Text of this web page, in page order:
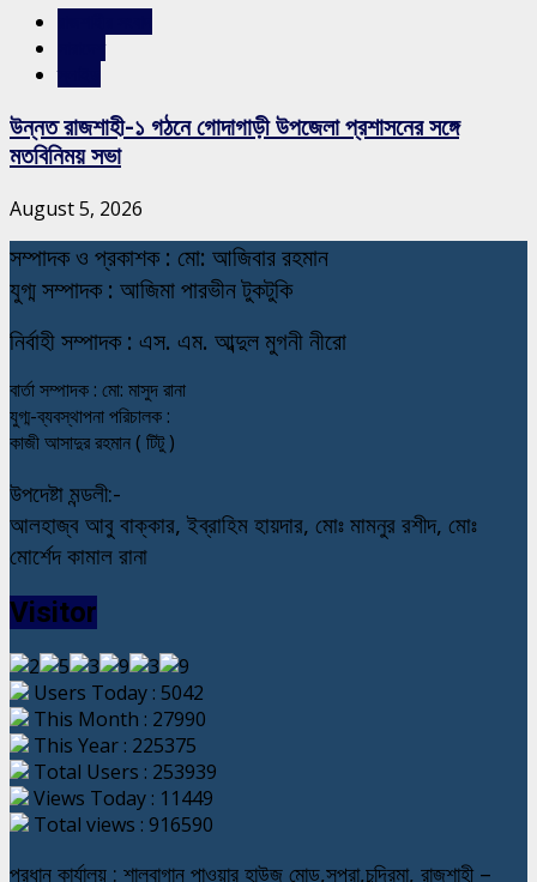
উন্নত রাজশাহী-১ গঠনে গোদাগাড়ী উপজেলা প্রশাসনের সঙ্গে
মতবিনিময় সভা
August 5, 2026
সম্পাদক ও প্রকাশক : মো: আজিবার রহমান
যুগ্ম সম্পাদক : আজিমা পারভীন টুকটুকি
নির্বাহী সম্পাদক : এস. এম. আব্দুল মুগনী নীরো
বার্তা সম্পাদক : মো: মাসুদ রানা
যুগ্ম-ব্যবস্থাপনা পরিচালক :
কাজী আসাদুর রহমান ( টিটু )
উপদেষ্টা মন্ডলী:-
আলহাজ্ব আবু বাক্কার, ইব্রাহিম হায়দার, মোঃ মামনুর রশীদ, মোঃ
মোর্শেদ কামাল রানা
Visitor
Users Today : 5042
This Month : 27990
This Year : 225375
Total Users : 253939
Views Today : 11449
Total views : 916590
প্রধান কার্যালয় : শালবাগান পাওয়ার হাউজ মোড়,সপুরা,চন্দ্রিমা, রাজশাহী –